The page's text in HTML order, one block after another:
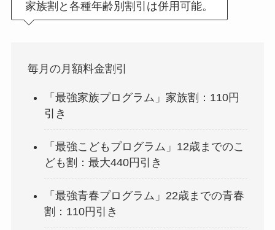
家族割と各種年齢別割引は併用可能。
毎月の月額料金割引
「最強家族プログラム」家族割：110円
引き
「最強こどもプログラム」12歳までのこ
ども割：最大440円引き
「最強青春プログラム」22歳までの青春
割：110円引き